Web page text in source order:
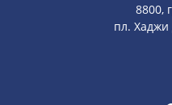
8800,
пл.